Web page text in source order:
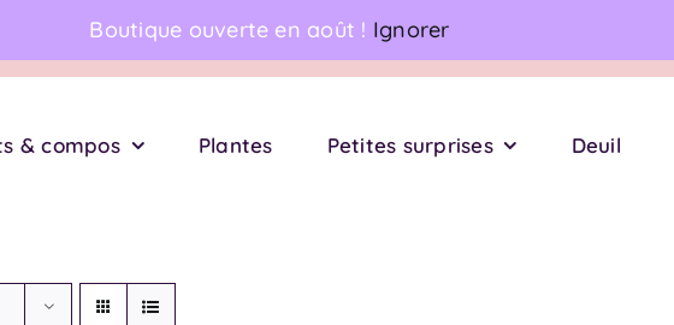
Boutique ouverte en août ! Ignorer
★ ★ ★ ★ ★ | 152 avis Livraison de fleurs à domicile
& compos Plantes Petites surprises Deuil